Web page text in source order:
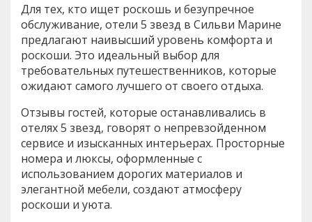
Для тех, кто ищет роскошь и безупречное
обслуживание, отели 5 звезд в Сильви Марине
предлагают наивысший уровень комфорта и
роскоши. Это идеальный выбор для
требовательных путешественников, которые
ожидают самого лучшего от своего отдыха.
Отзывы гостей, которые останавливались в
отелях 5 звезд, говорят о непревзойденном
сервисе и изысканных интерьерах. Просторные
номера и люксы, оформленные с
использованием дорогих материалов и
элегантной мебели, создают атмосферу
роскоши и уюта.